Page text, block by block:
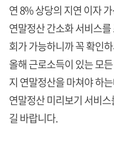
연 8% 상당의 지연 이자
연말정산 간소화 서비스
회가 가능하니까 꼭 확인
올해 근로소득이 있는 모
지 연말정산을 마쳐야 하
연말정산 미리보기 서비
길 바랍니다.